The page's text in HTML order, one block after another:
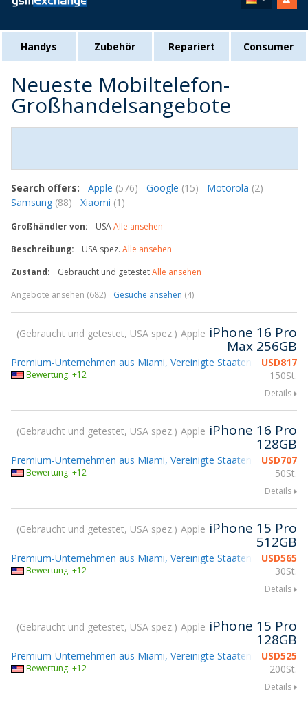
Handys Zubehör Repariert Consumer
Neueste Mobiltelefon-
Großhandelsangebote
Search offers: Apple (576) Google (15) Motorola (2)
Samsung (88) Xiaomi (1)
Großhändler von: USAAlle ansehen
Beschreibung:
USA spez. Alle ansehen
Zustand:
Gebraucht und getestetAlle ansehen
Angebote ansehen (682)
Gesuche ansehen (4)
Gebraucht und getestet, USA spez. Apple iPhone 16 Pro
Max 256GB
USD817
150St.
Premium-Unternehmen aus Miami, Vereinigte Staaten
Bewertung: +12
Details
Gebraucht und getestet, USA spez. Apple iPhone 16 Pro
128GB
USD707
50St.
Premium-Unternehmen aus Miami, Vereinigte Staaten
Bewertung: +12
Details
Gebraucht und getestet, USA spez. Apple iPhone 15 Pro
512GB
USD565
30St.
Premium-Unternehmen aus Miami, Vereinigte Staaten
Bewertung: +12
Details
Gebraucht und getestet, USA spez. Apple iPhone 15 Pro
128GB
USD525
200St.
Premium-Unternehmen aus Miami, Vereinigte Staaten
Bewertung: +12
Details